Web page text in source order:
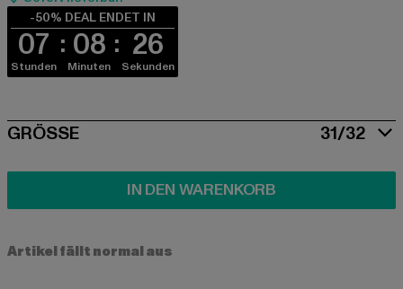
-50% DEAL ENDET IN
07
Stunden
08
Minuten
26
Sekunden
SIZE
GRÖSSE 31/32
IN DEN WARENKORB
Artikel fällt normal aus